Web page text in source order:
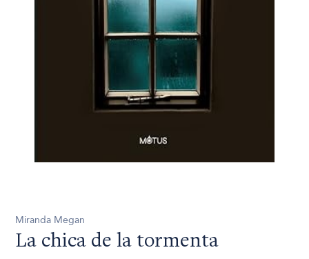
Miranda Megan
La chica de la tormenta